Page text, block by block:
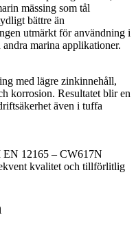
mässing som tål
bättre än
utmärkt för användning i
marina applikationer.
med lägre zinkinnehåll,
korrosion. Resultatet blir en
även i tuffa
12165 – CW617N
kvalitet och tillförlitlig